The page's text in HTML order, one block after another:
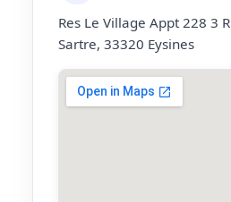
Res Le Village Appt 228 3
Sartre, 33320 Eysines